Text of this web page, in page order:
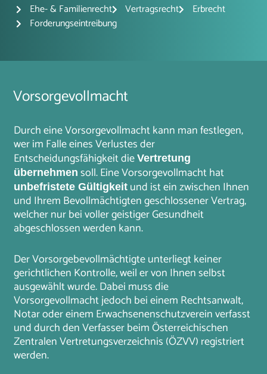
Ehe- & Familienrecht
Vertragsrecht
Erbrecht
Forderungseintreibung
Vorsorgevollmacht
Durch eine Vorsorgevollmacht kann man festlegen,
wer im Falle eines Verlustes der
Entscheidungsfähigkeit dieVertretung
übernehmen soll. Eine Vorsorgevollmacht hat
unbefristete Gültigkeit und ist ein zwischen Ihnen
und Ihrem Bevollmächtigten geschlossener Vertrag,
welcher nur bei voller geistiger Gesundheit
abgeschlossen werden kann.
Der Vorsorgebevollmächtigte unterliegt keiner
gerichtlichen Kontrolle, weil er von Ihnen selbst
ausgewählt wurde. Dabei muss die
Vorsorgevollmacht jedoch bei einem Rechtsanwalt,
Notar oder einem Erwachsenenschutzverein verfasst
und durch den Verfasser beim Österreichischen
Zentralen Vertretungsverzeichnis (ÖZVV) registriert
werden.